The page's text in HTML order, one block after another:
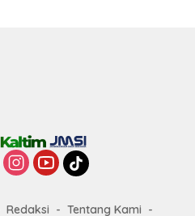
Redaksi Tentang Kami